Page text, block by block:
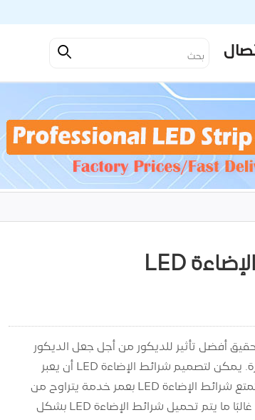
أفضل تأثير للديكور من أجل جعل الديكور
أكثر جمالا. إن راحة وجمال شرائط الإضاءة LED جعلتها شائعة في الديكور المنزلي في السنوات الأخيرة. يمكن لتصميم شرائط الإضاءة LED أن يعبر
بشكل جيد عن طبقات المساحة. اجعل بيئة المنزل أكثر نعومة وجوًا عند استخدامها بشكل طبيعي، تتمتع شرائط الإضاءة LED بعمر خدمة يتراوح من
أربع إلى خمس سنوات إذا تمت صيانة مرافق المنزل بشكل صحيح، فيمكن أن تستمر لعشرات السنين. غالبًا ما يتم تحميل شرائط الإضاءة LED بشكل